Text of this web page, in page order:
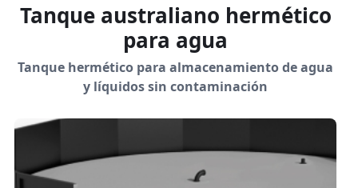
Tanque australiano hermético
para agua
Tanque hermético para almacenamiento de agua
y líquidos sin contaminación